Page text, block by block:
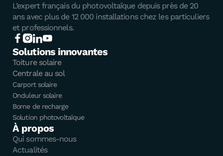
L’expert français du photovoltaïque depuis près de 20
ans avec plus de 12 000 installations chez les particuliers
et professionnels.
Solutions innovantes
Toiture solaire
Centrale au sol
Carport solaire
Onduleur solaire
Borne de recharge
Solution photovoltaïque
À propos
Qui sommes-nous
Actualités